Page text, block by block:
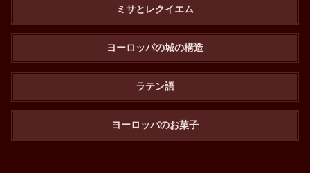
ミサとレクイエム
ヨーロッパの城の構造
ラテン語
ヨーロッパのお菓子